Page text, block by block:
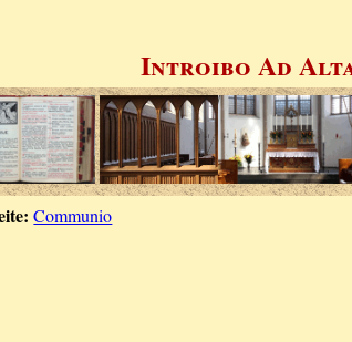
Introibo Ad
Communio